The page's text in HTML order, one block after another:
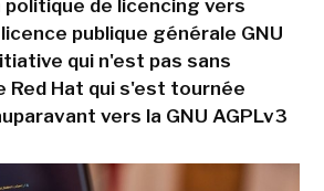
politique de licencing vers
publique générale GNU
qui n'est pas sans
Red Hat qui s'est tournée
vers la GNU AGPLv3